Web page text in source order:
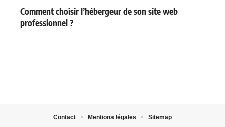
Comment choisir l’hébergeur de son site web
professionnel ?
Contact Mentions légales Sitemap